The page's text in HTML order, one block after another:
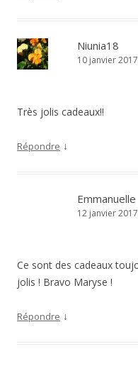
Niunia18
10 janvier
Très jolis cadeaux!!
Répondre ↓
Emmanuelle
12 janvier
Ce sont des cadeaux
jolis ! Bravo Maryse !
Répondre ↓